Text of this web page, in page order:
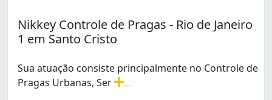
Nikkey Controle de Pragas - Rio de Janeiro
1 em Santo Cristo
Sua atuação consiste principalmente no Controle de
Pragas Urbanas, Ser